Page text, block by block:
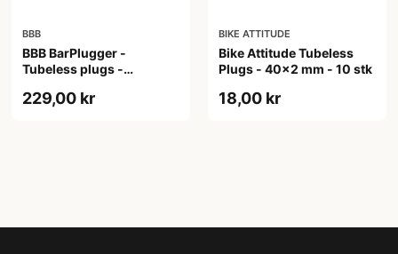
BBB
BBB BarPlugger -
Tubeless plugs -
dæk - Monteres som
229,00 kr
BIKE ATTITUDE
Bike Attitude Tubeless
Plugs - 40x2 mm - 10 stk
18,00 kr